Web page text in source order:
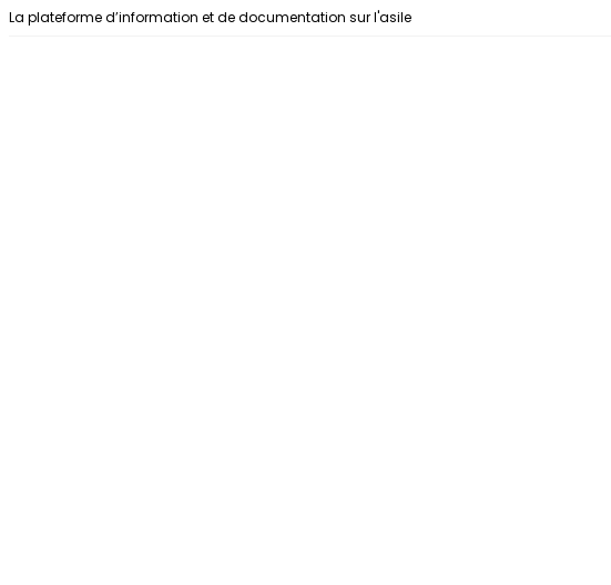
Aller au contenu
La plateforme d’information et de documentation sur l'asile